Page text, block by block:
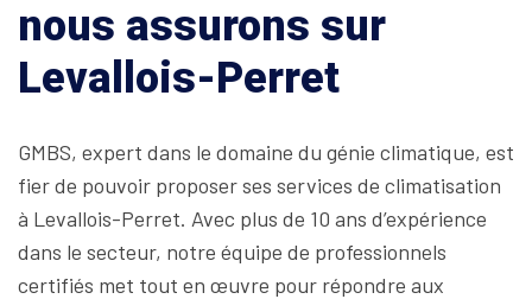
nous assurons sur
Levallois-Perret
GMBS, expert dans le domaine du génie climatique, est
fier de pouvoir proposer ses services de climatisation
à Levallois-Perret. Avec plus de 10 ans d’expérience
dans le secteur, notre équipe de professionnels
certifiés met tout en œuvre pour répondre aux